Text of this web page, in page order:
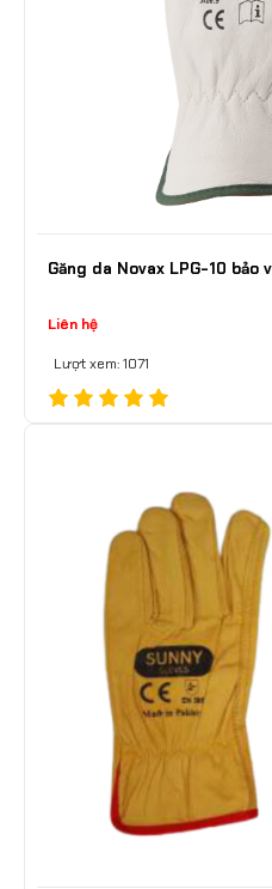
Găng da Novax LPG-10 bảo
Liên hệ
Lượt xem: 1071